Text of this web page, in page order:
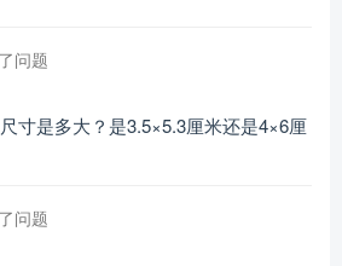
问题
寸是多大？是3.5×5.3厘米还是4×6厘
问题